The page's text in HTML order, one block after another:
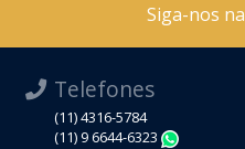
Siga-nos
Telefones
(11) 4316-5784
(11) 9 6644-6323